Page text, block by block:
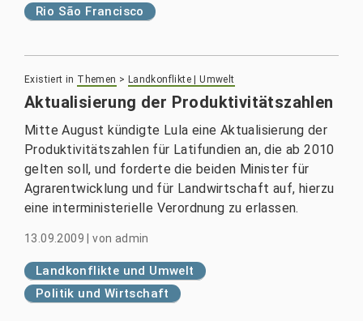
Rio São Francisco
Existiert in Themen > Landkonflikte | Umwelt
Aktualisierung der Produktivitätszahlen
Mitte August kündigte Lula eine Aktualisierung der
Produktivitätszahlen für Latifundien an, die ab 2010
gelten soll, und forderte die beiden Minister für
Agrarentwicklung und für Landwirtschaft auf, hierzu
eine interministerielle Verordnung zu erlassen.
13.09.2009 |von admin
Landkonflikte und Umwelt
Politik und Wirtschaft